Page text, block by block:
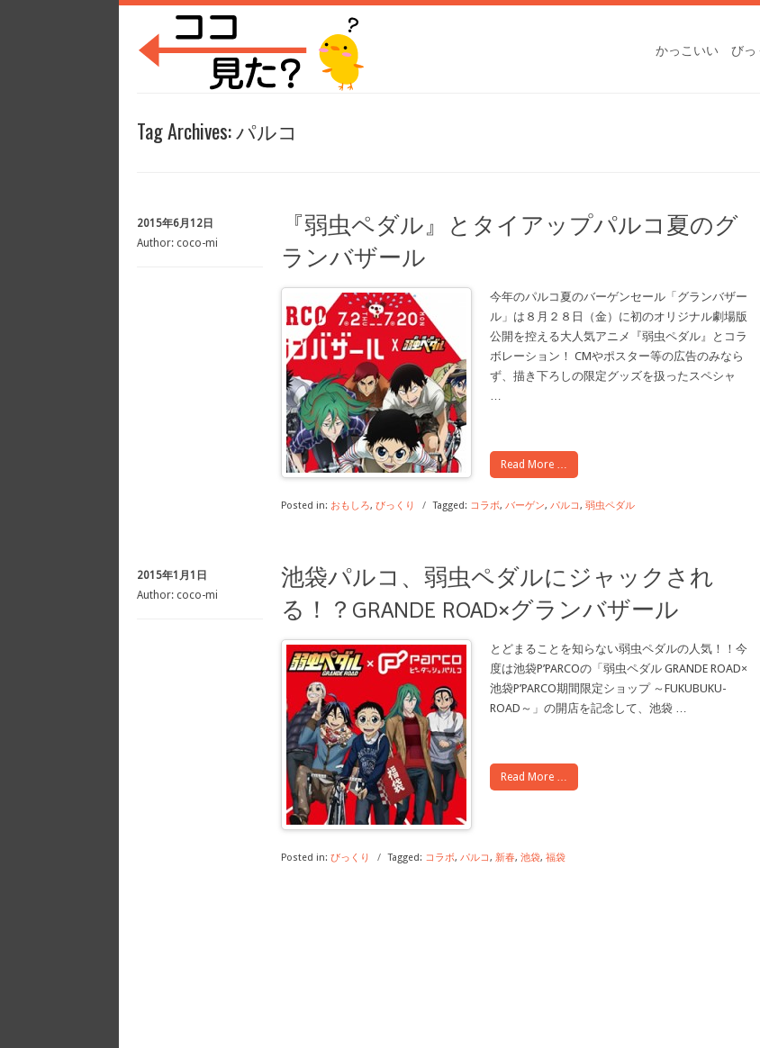
かっこいい びっ
Tag Archives:パルコ
2015年6月12日
Author: coco-mi
『弱虫ペダル』とタイアップパルコ夏のグ
ランバザール
今年のパルコ夏のバーゲンセール「グランバザー
ル」は８月２８日（金）に初のオリジナル劇場版
公開を控える大人気アニメ『弱虫ペダル』とコラ
ボレーション！ CMやポスター等の広告のみなら
ず、描き下ろしの限定グッズを扱ったスペシャ
…
Read More …
Posted in: おもしろ, びっくり / Tagged: コラボ, バーゲン, パルコ, 弱虫ペダル
2015年1月1日
Author: coco-mi
池袋パルコ、弱虫ペダルにジャックされ
る！？GRANDE ROAD×グランバザール
とどまることを知らない弱虫ペダルの人気！！今
度は池袋P’PARCOの「弱虫ペダル GRANDE ROAD×
池袋P’PARCO期間限定ショップ ～FUKUBUKU-
ROAD～」の開店を記念して、池袋 …
Read More …
Posted in: びっくり / Tagged: コラボ, パルコ, 新春, 池袋, 福袋